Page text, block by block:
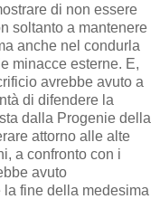
di non essere
soltanto a mantenere
anche nel condurla
minacce esterne. E,
avrebbe avuto a
di difendere la
dalla Progenie della
attorno alle alte
a confronto con i
avuto
fine della medesima